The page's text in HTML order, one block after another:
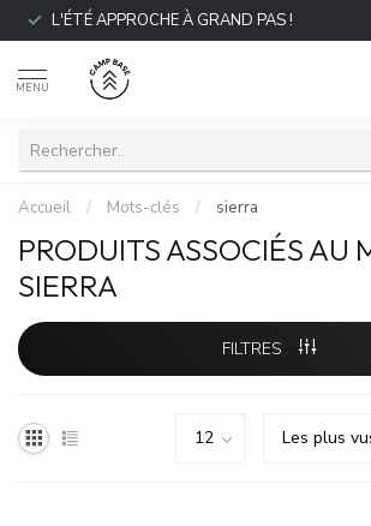
L'ÉTÉ APPROCHE À GRAND PAS !
MENU
Accueil / Mots-clés / sierra
PRODUITS ASSOCIÉS AU
SIERRA
FILTRES